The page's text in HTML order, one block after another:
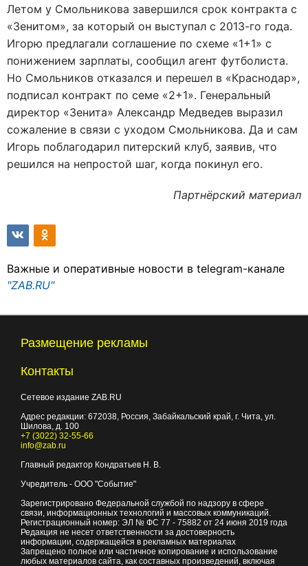
Летом у Смольникова завершился срок контракта с
«Зенитом», за который он выступал с 2013-го года.
Игорю предлагали соглашение по схеме «1+1» с
понижением зарплаты, сообщил агент футболиста.
Но Смольников отказался и перешел в «Краснодар»,
подписал контракт по семе «2+1». Генеральный
директор «Зенита» Александр Медведев выразил
сожаление в связи с уходом Смольникова. Да и сам
Игорь поблагодарил питерский клуб, заявив, что
решился на непростой шаг, когда покинул его.
Партнёрский материал
Важные и оперативные новости в telegram-канале
"ZAB.RU"
Размещение рекламы
Контакты
Сетевое издание ZAB.RU
Адрес редакции: 672038, Россия, Забайкальский край, г. Чита, ул.
Шилова, д. 100
+7 (3022) 32-55-66
info@zab.ru
Главный редактор Кондратьев Н. В.
Учредитель - ООО "Событие"
Зарегистрировано Федеральной службой по надзору в сфере
связи, информационных технологий и массовых коммуникаций.
Регистрационный номер: ЭЛ № ФС 77 - 75882 от 24 июня 2019 года
Редакция не несет ответственности за достоверность
информации, содержащейся в рекламных материалах
Запрещено полное или частичное копирование и использование
любых материалов сайта, как составных произведений, включая